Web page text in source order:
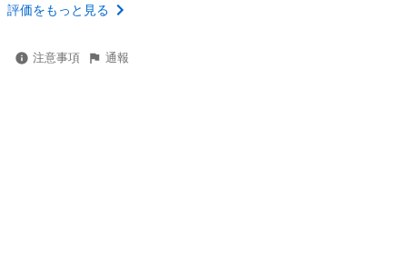
評価をもっと見る
注意事項 通報